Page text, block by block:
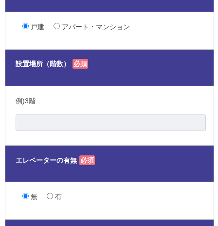
戸建 アパート・マンション
設置場所（階数） 必須
例)3階
エレベーターの有無 必須
無 有